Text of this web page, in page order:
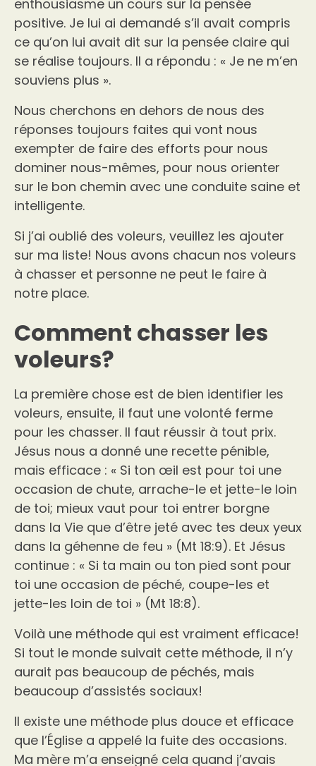
enthousiasme un cours sur la pensée
positive. Je lui ai demandé s’il avait compris
ce qu’on lui avait dit sur la pensée claire qui
se réalise toujours. Il a répondu : « Je ne m’en
souviens plus ».
Nous cherchons en dehors de nous des
réponses toujours faites qui vont nous
exempter de faire des efforts pour nous
dominer nous-mêmes, pour nous orienter
sur le bon chemin avec une conduite saine et
intelligente.
Si j’ai oublié des voleurs, veuillez les ajouter
sur ma liste! Nous avons chacun nos voleurs
à chasser et personne ne peut le faire à
notre place.
Comment chasser les
voleurs?
La première chose est de bien identifier les
voleurs, ensuite, il faut une volonté ferme
pour les chasser. Il faut réussir à tout prix.
Jésus nous a donné une recette pénible,
mais efficace : « Si ton œil est pour toi une
occasion de chute, arrache-le et jette-le loin
de toi; mieux vaut pour toi entrer borgne
dans la Vie que d’être jeté avec tes deux yeux
dans la géhenne de feu » (Mt 18:9). Et Jésus
continue : « Si ta main ou ton pied sont pour
toi une occasion de péché, coupe-les et
jette-les loin de toi » (Mt 18:8).
Voilà une méthode qui est vraiment efficace!
Si tout le monde suivait cette méthode, il n’y
aurait pas beaucoup de péchés, mais
beaucoup d’assistés sociaux!
Il existe une méthode plus douce et efficace
que l’Église a appelé la fuite des occasions.
Ma mère m’a enseigné cela quand j’avais